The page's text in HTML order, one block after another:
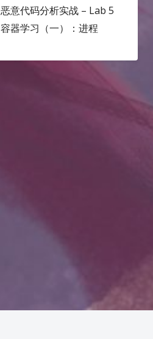
恶意代码分析实战 – Lab 5
容器学习（一）：进程